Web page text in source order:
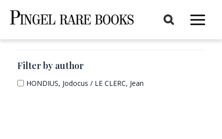
Main
Filter by author
HONDIUS, Jodocus / LE CLERC, Jean